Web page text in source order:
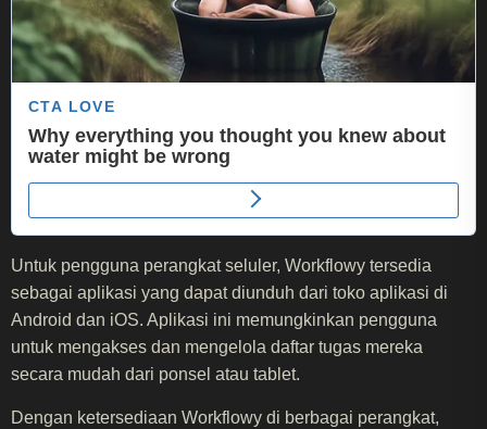
Untuk pengguna perangkat seluler, Workflowy tersedia
sebagai aplikasi yang dapat diunduh dari toko aplikasi di
Android dan iOS. Aplikasi ini memungkinkan pengguna
untuk mengakses dan mengelola daftar tugas mereka
secara mudah dari ponsel atau tablet.
Dengan ketersediaan Workflowy di berbagai perangkat,